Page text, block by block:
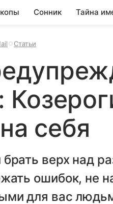
Сонник Тайна
Статьи
себя
верх над
ошибок, не
для вас